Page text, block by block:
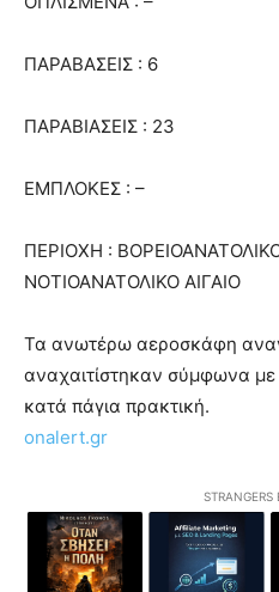
ΠΑΡΑΒΑΣΕΙΣ : 6
ΠΑΡΑΒΙΑΣΕΙΣ : 23
ΕΜΠΛΟΚΕΣ : –
ΠΕΡΙΟΧΗ :
ΝΟΤΙΟΑΝΑΤΟΛΙΚΟ ΑΙΓΑΙΟ
Τα ανωτέρω αεροσκάφη
αναχαιτίστηκαν σύμφωνα με
κατά πάγια πρακτική.
onalert.gr